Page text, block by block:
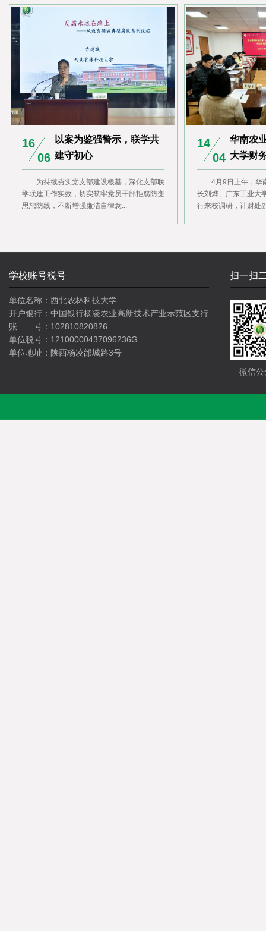
以案为鉴强警示，联学共
建守初心
16
06
为持续夯实党支部建设根基，深化支部联
学联建工作实效，切实筑牢党员干部拒腐防变
思想防线，不断增强廉洁自律意...
华南农
大学财
14
04
​4月9日上午，华
长刘烨、广东工业大
行来校调研，计财处
学校账号税号
单位名称：西北农林科技大学
开户银行：中国银行杨凌农业高新技术产业示范区支行
账 号：102810820826
单位税号：12100000437096236G
单位地址：陕西杨凌邰城路3号
扫一扫
微信公